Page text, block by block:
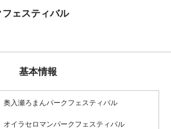
ェスティバル
基本情報
奥入瀬ろまんパークフェスティバル
オイラセロマンパークフェスティバル